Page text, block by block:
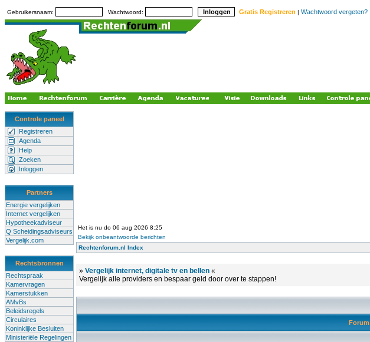
Gebruikersnaam: Wachtwoord: Gratis Registreren | Wachtwoord vergeten?
Controle paneel
Registreren
Agenda
Help
Zoeken
Inloggen
Partners
Energie vergelijken
Internet vergelijken
Hypotheekadviseur
Q Scheidingsadviseurs
Vergelijk.com
Rechtsbronnen
Rechtspraak
Kamervragen
Kamerstukken
AMvBs
Beleidsregels
Circulaires
Koninklijke Besluiten
Ministeriële Regelingen
Het is nu do 06 aug 2026 8:25
Bekijk onbeantwoorde berichten
Rechtenforum.nl Index
» Vergelijk internet, digitale tv en bellen «
Vergelijk alle providers en bespaar geld door over te stappen!
Forum